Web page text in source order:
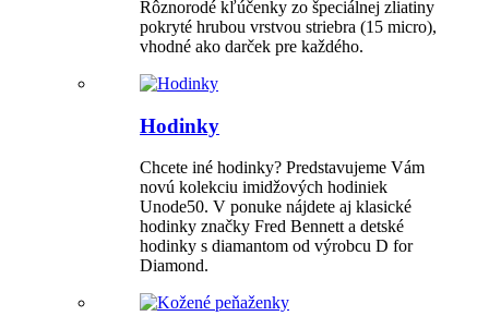
Rôznorodé kľúčenky zo špeciálnej zliatiny
pokryté hrubou vrstvou striebra (15 micro),
vhodné ako darček pre každého.
Hodinky
Chcete iné hodinky? Predstavujeme Vám
novú kolekciu imidžových hodiniek
Unode50. V ponuke nájdete aj klasické
hodinky značky Fred Bennett a detské
hodinky s diamantom od výrobcu D for
Diamond.